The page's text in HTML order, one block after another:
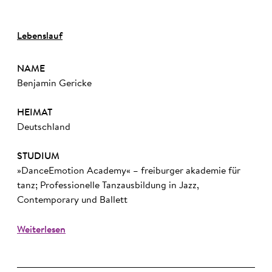
Lebenslauf
NAME
Benjamin Gericke
HEIMAT
Deutschland
STUDIUM
»DanceEmotion Academy« – freiburger akademie für
tanz; Professionelle Tanzausbildung in Jazz,
Contemporary und Ballett
Weiterlesen